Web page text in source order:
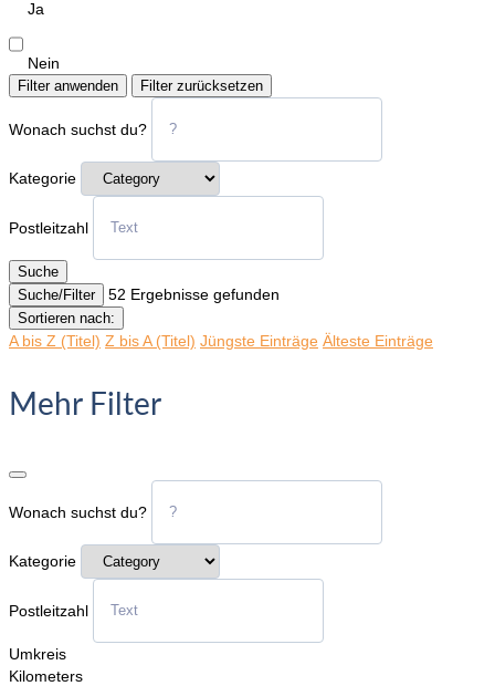
Ja
Nein
Filter anwenden Filter zurücksetzen
Wonach suchst du?
Kategorie
Postleitzahl
Suche
Suche/Filter
52 Ergebnisse gefunden
Sortieren nach:
A bis Z (Titel) Z bis A (Titel) Jüngste Einträge Älteste Einträge
Mehr Filter
Wonach suchst du?
Kategorie
Postleitzahl
Umkreis
Kilometers